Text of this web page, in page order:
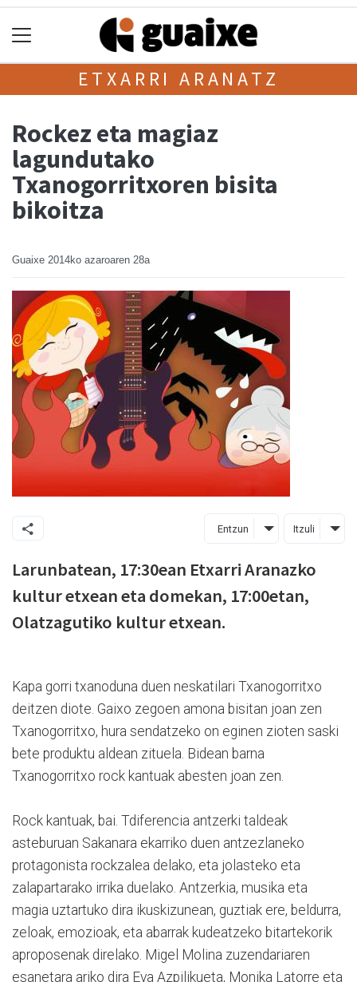
ETXARRI ARANATZ
Rockez eta magiaz
lagundutako
Txanogorritxoren bisita
bikoitza
Guaixe 2014ko azaroaren 28a
Entzun Itzuli
Larunbatean, 17:30ean Etxarri Aranazko
kultur etxean eta domekan, 17:00etan,
Olatzagutiko kultur etxean.
Kapa gorri txanoduna duen neskatilari Txanogorritxo
deitzen diote. Gaixo zegoen amona bisitan joan zen
Txanogorritxo, hura sendatzeko on eginen zioten saski
bete produktu aldean zituela. Bidean barna
Txanogorritxo rock kantuak abesten joan zen.
Rock kantuak, bai. Tdiferencia antzerki taldeak
asteburuan Sakanara ekarriko duen antzezlaneko
protagonista rockzalea delako, eta jolasteko eta
zalapartarako irrika duelako. Antzerkia, musika eta
magia uztartuko dira ikuskizunean, guztiak ere, beldurra,
zeloak, emozioak, eta abarrak kudeatzeko bitartekorik
aproposenak direlako. Migel Molina zuzendariaren
esanetara ariko dira Eva Azpilikueta, Monika Latorre eta